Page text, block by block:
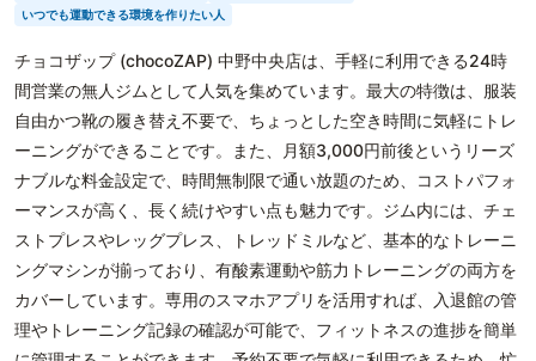
いつでも運動できる環境を作りたい人
チョコザップ (chocoZAP) 中野中央店は、手軽に利用できる24時
間営業の無人ジムとして人気を集めています。最大の特徴は、服装
自由かつ靴の履き替え不要で、ちょっとした空き時間に気軽にトレ
ーニングができることです。また、月額3,000円前後というリーズ
ナブルな料金設定で、時間無制限で通い放題のため、コストパフォ
ーマンスが高く、長く続けやすい点も魅力です。ジム内には、チェ
ストプレスやレッグプレス、トレッドミルなど、基本的なトレーニ
ングマシンが揃っており、有酸素運動や筋力トレーニングの両方を
カバーしています。専用のスマホアプリを活用すれば、入退館の管
理やトレーニング記録の確認が可能で、フィットネスの進捗を簡単